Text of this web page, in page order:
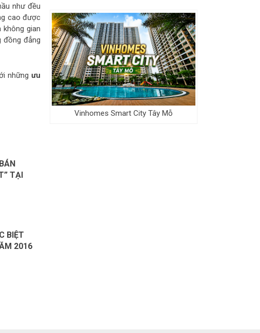
như đều
cao được
gian
đồng đẳng
những ưu
TẠI
BIỆT
2016
Vinhomes Smart City Tây Mỗ